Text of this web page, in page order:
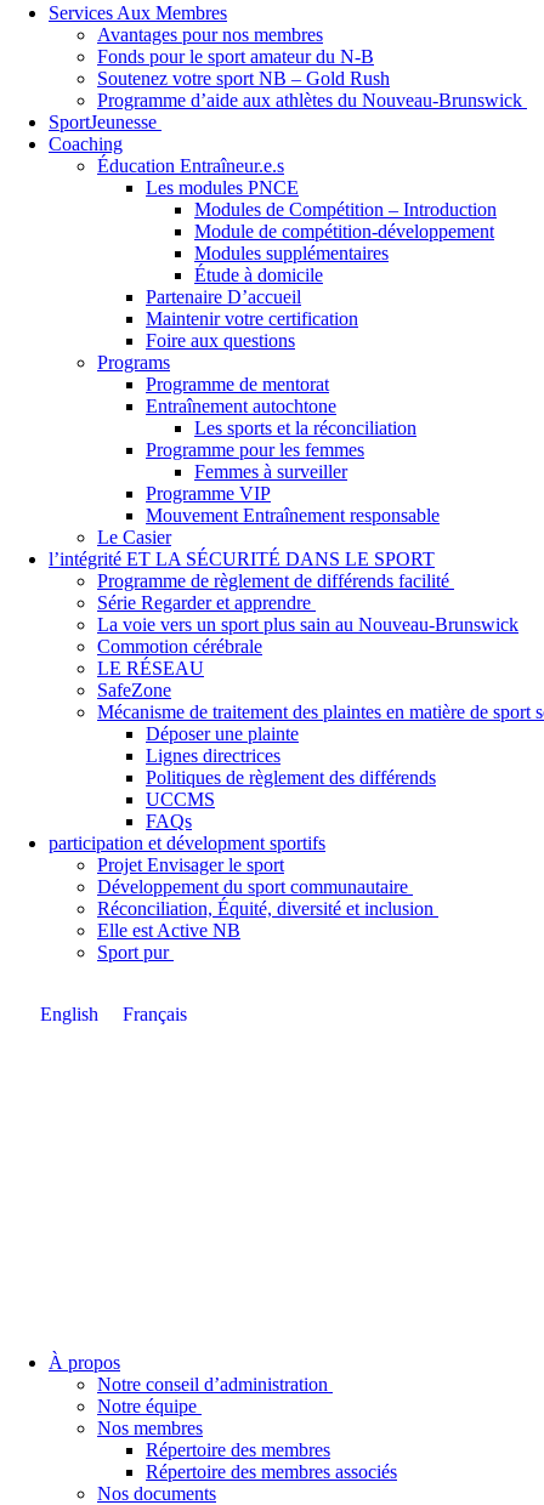
Services Aux Membres
Avantages pour nos membres
Fonds pour le sport amateur du N-B
Soutenez votre sport NB – Gold Rush
Programme d’aide aux athlètes du Nouveau-Brunswick
SportJeunesse
Coaching
Éducation Entraîneur.e.s
Les modules PNCE
Modules de Compétition – Introduction
Module de compétition-développement
Modules supplémentaires
Étude à domicile
Partenaire D’accueil
Maintenir votre certification
Foire aux questions
Programs
Programme de mentorat
Entraînement autochtone
Les sports et la réconciliation
Programme pour les femmes
Femmes à surveiller
Programme VIP
Mouvement Entraînement responsable
Le Casier
l’intégrité ET LA SÉCURITÉ DANS LE SPORT
Programme de règlement de différends facilité
Série Regarder et apprendre
La voie vers un sport plus sain au Nouveau-Brunswick
Commotion cérébrale
LE RÉSEAU
SafeZone
Mécanisme de traitement des plaintes en matière de
Déposer une plainte
Lignes directrices
Politiques de règlement des différends
UCCMS
FAQs
participation et dévelopment sportifs
Projet Envisager le sport
Développement du sport communautaire
Réconciliation, Équité, diversité et inclusion
Elle est Active NB
Sport pur
English Français
À propos
Notre conseil d’administration
Notre équipe
Nos membres
Répertoire des membres
Répertoire des membres associés
Nos documents